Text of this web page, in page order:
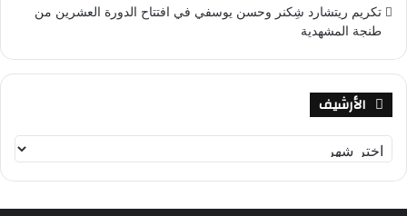
تكريم ريتشارد شِكنر وحسن يوسفي في افتتاح الدورة العشرين من
طنجة المشهدية
الأرشيف
أ
ر
ش